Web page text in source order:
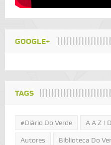
GOOGLE+
TAGS
#Diário Do Verde A A Z |
Autores Biblioteca Do